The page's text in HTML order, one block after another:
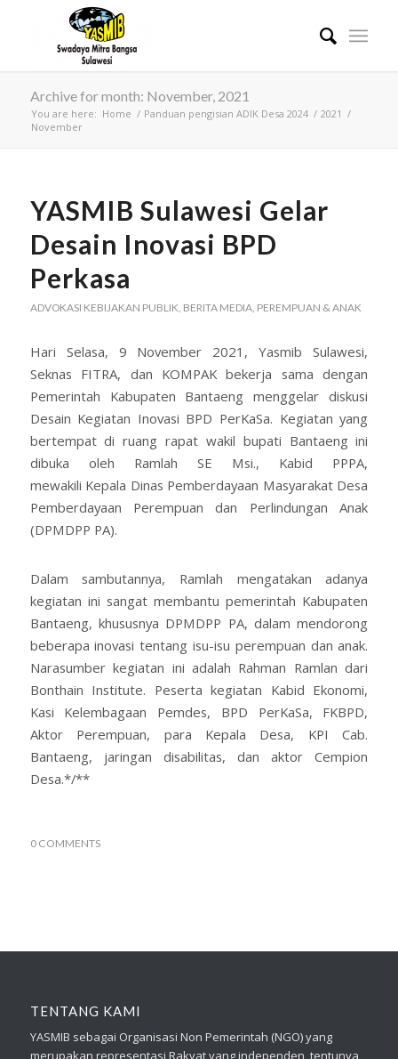
Archive for month: November, 2021
You are here: Home / Panduan pengisian ADIK Desa 2024 / 2021 /
November
YASMIB Sulawesi Gelar
Desain Inovasi BPD
Perkasa
ADVOKASI KEBIJAKAN PUBLIK, BERITA MEDIA, PEREMPUAN & ANAK
Hari Selasa, 9 November 2021, Yasmib Sulawesi,
Seknas FITRA, dan KOMPAK bekerja sama dengan
Pemerintah Kabupaten Bantaeng menggelar diskusi
Desain Kegiatan Inovasi BPD PerKaSa. Kegiatan yang
bertempat di ruang rapat wakil bupati Bantaeng ini
dibuka oleh Ramlah SE Msi., Kabid PPPA,
mewakili Kepala Dinas Pemberdayaan Masyarakat Desa
Pemberdayaan Perempuan dan Perlindungan Anak
(DPMDPP PA).
Dalam sambutannya, Ramlah mengatakan adanya
kegiatan ini sangat membantu pemerintah Kabupaten
Bantaeng, khususnya DPMDPP PA, dalam mendorong
beberapa inovasi tentang isu-isu perempuan dan anak.
Narasumber kegiatan ini adalah Rahman Ramlan dari
Bonthain Institute. Peserta kegiatan Kabid Ekonomi,
Kasi Kelembagaan Pemdes, BPD PerKaSa, FKBPD,
Aktor Perempuan, para Kepala Desa, KPI Cab.
Bantaeng, jaringan disabilitas, dan aktor Cempion
Desa.*/**
0 COMMENTS
TENTANG KAMI
YASMIB sebagai Organisasi Non Pemerintah (NGO) yang
merupakan representasi Rakyat yang independen, tentunya